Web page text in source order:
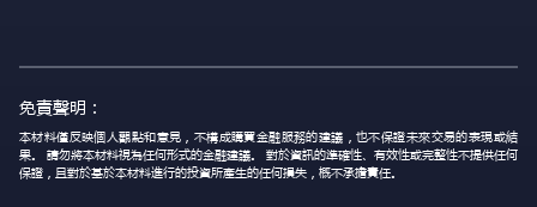
免責聲明：
本材料僅反映個人觀點和意見，不構成購買金融服務的建議，也不保證未來交易的表現或結
果。 請勿將本材料視為任何形式的金融建議。 對於資訊的準確性、有效性或完整性不提供任何
保證，且對於基於本材料進行的投資所產生的任何損失，概不承擔責任。